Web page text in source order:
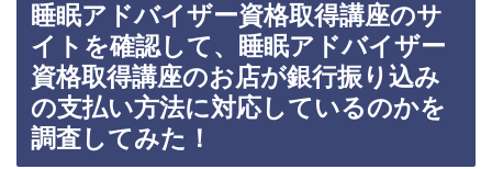
睡眠アドバイザー資格取得講座のサ
イトを確認して、睡眠アドバイザー
資格取得講座のお店が銀行振り込み
の支払い方法に対応しているのかを
調査してみた！